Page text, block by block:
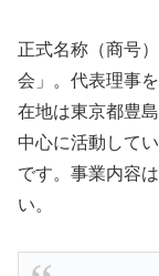
正式名称（商号
会」。代表理事
在地は東京都豊
中心に活動して
です。事業内容
い。